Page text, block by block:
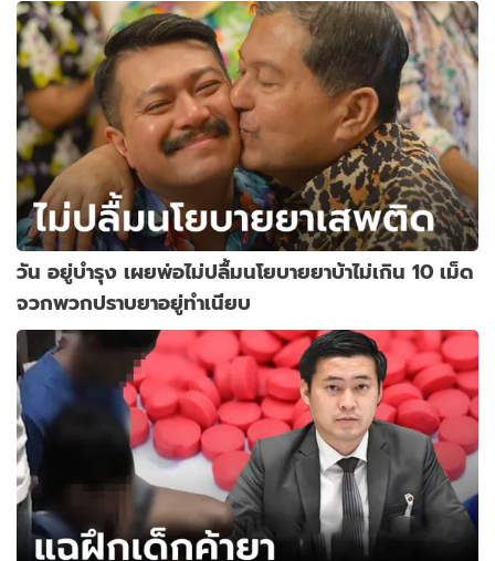
วัน อยู่บำรุง เผยพ่อไม่ปลื้มนโยบายยาบ้าไม่เกิน 10 เม็ด
จวกพวกปราบยาอยู่ทำเนียบ